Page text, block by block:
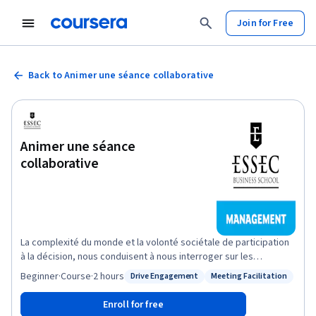
Join for Free
Back to Animer une séance collaborative
Animer une séance
collaborative
La complexité du monde et la volonté sociétale de participation
à la décision, nous conduisent à nous interroger sur les
modalités d’un management plus collaboratif. Le mode
commande/contrôle trouve ses limites et il est important de
créer les pratiques d’un fonctionnement innovant et collaboratif.
Travailler en mode collaboratif, c’est faire le choix de
Status: Drive Engagement
Drive Engagement
Status: Meeting Facilitation
Meeting Facilitation
Beginner·Course·2 hours
Enroll for free